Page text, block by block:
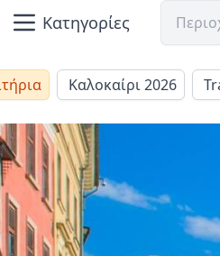
Κατηγορίες
Καλοκαίρι 2026